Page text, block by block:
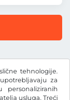
tehnologije.
za
usluga. Treći